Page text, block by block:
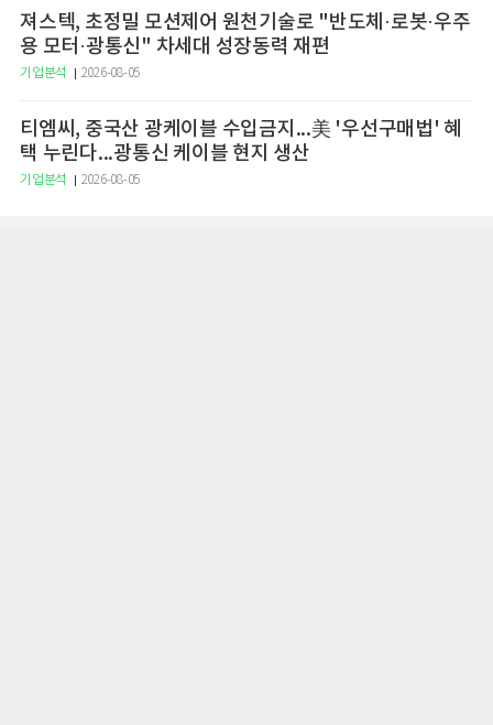
져스텍, 초정밀 모션제어 원천기술로 "반도체·로봇·우주
용 모터·광통신" 차세대 성장동력 재편
기업분석 2026-08-05
티엠씨, 중국산 광케이블 수입금지...美 '우선구매법' 혜
택 누린다...광통신 케이블 현지 생산
기업분석 2026-08-05